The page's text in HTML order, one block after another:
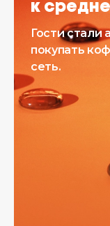
к
Гости стали
покупать
сеть.